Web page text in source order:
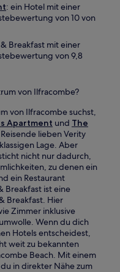
: ein Hotel mit einer
von 10 von
Breakfast mit einer
von 9,8
von Ilfracombe?
von Ilfracombe suchst,
Apartment und The
lieben Verity
Lage. Aber
nicht nur dadurch,
zu denen ein
ein Restaurant
Breakfast ist eine
Breakfast. Hier
Zimmer inklusive
Wenn du dich
Hotels entscheidest,
weit zu bekannten
Beach. Mit einem
in direkter Nähe zum